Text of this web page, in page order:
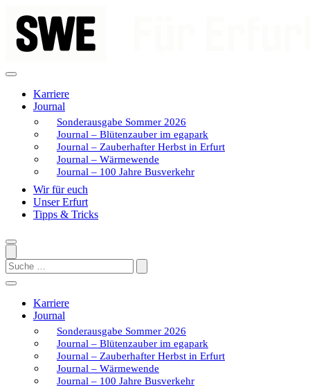
Inhalt
springen
Karriere
Journal
Sonderausgabe Sommer 2026
Journal – Blütenzauber im egapark
Journal – Zauberhafter Herbst in Erfurt
Journal – Wärmewende
Journal – 100 Jahre Busverkehr
Wir für euch
Unser Erfurt
Tipps & Tricks
Search
Karriere
Journal
Sonderausgabe Sommer 2026
Journal – Blütenzauber im egapark
Journal – Zauberhafter Herbst in Erfurt
Journal – Wärmewende
Journal – 100 Jahre Busverkehr